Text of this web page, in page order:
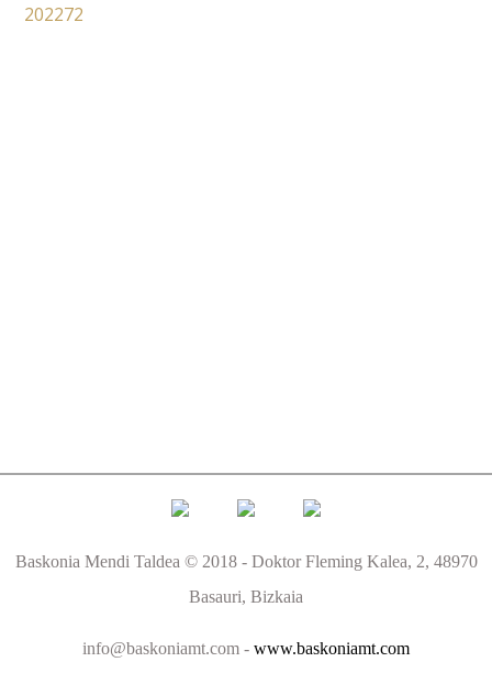
202272
Baskonia Mendi Taldea © 2018 - Doktor Fleming Kalea, 2, 48970
Basauri, Bizkaia
info@baskoniamt.com - www.baskoniamt.com